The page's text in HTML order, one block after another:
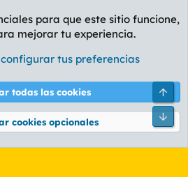
AMARILLO
reglas Política de privacidad Ayuda
® © 2010-2026 XenForo Ltd.
para que este sitio funcione,
mejorar tu experiencia.
tus preferencias
todas las cookies
cookies opcionales
Pie